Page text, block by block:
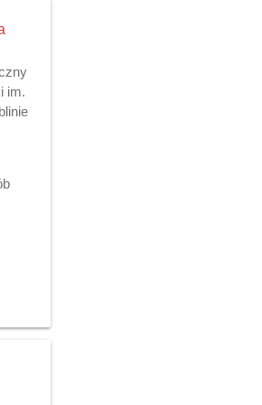
im.